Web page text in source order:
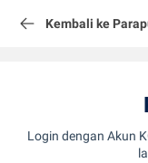
Kembali ke
Login dengan Akun